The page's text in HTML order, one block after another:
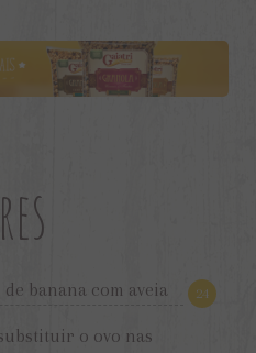
banana com aveia 24
o ovo nas